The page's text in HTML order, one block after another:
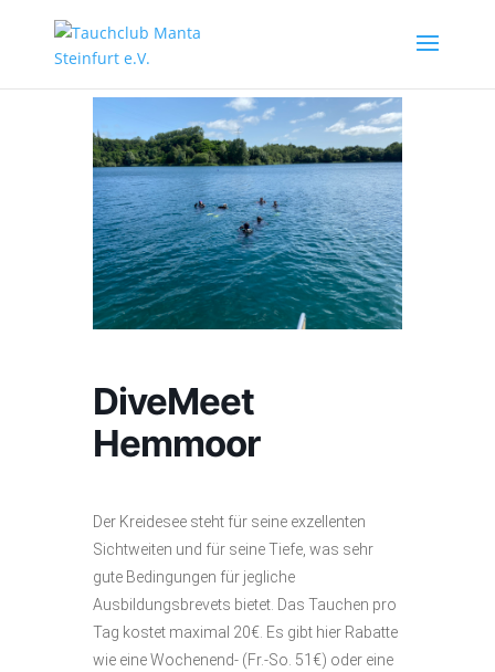
DiveMeet
Hemmoor
Der Kreidesee steht für seine exzellenten
Sichtweiten und für seine Tiefe, was sehr
gute Bedingungen für jegliche
Ausbildungsbrevets bietet. Das Tauchen pro
Tag kostet maximal 20€. Es gibt hier Rabatte
wie eine Wochenend- (Fr.-So. 51€) oder eine